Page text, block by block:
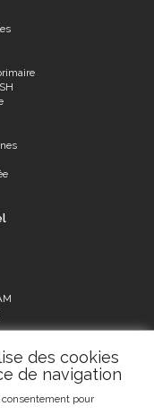
des cookies
de navigation
pour